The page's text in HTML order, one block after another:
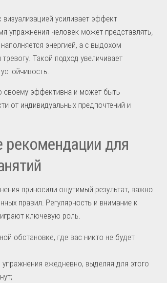
усиливает эффект
упражнения человек может представлять,
энергией, а с выдохом
тревогу. Такой подход увеличивает
своему эффективна и может быть
от индивидуальных предпочтений и
рекомендации для
приносили ощутимый результат, важно
правил. Регулярность и внимание к
ключевую роль.
обстановке, где вас никто не будет
упражнения ежедневно, выделяя для этого